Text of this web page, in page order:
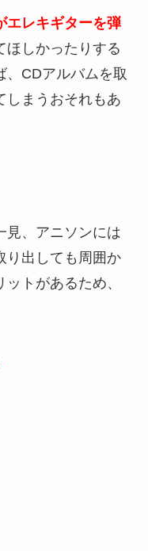
エレキギターを弾
ほしかったりする
、CDアルバムを取
しまうおそれもあ
見、アニソンには
り出しても周囲か
トがあるため、